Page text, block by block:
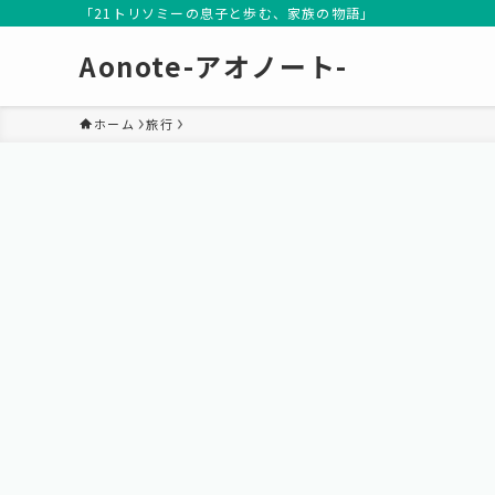
「21トリソミーの息子と歩む、家族の物語」
Aonote-アオノート-
ホーム 旅行